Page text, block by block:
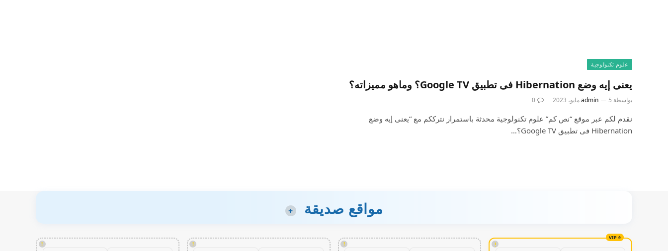
علوم تكنولوجية
يعنى إيه وضع Hibernation فى تطبيق Google TV؟ وماهو مميزاته؟
بواسطة admin 5 مايو، 2023 0
نقدم لكم عبر موقع “نص كم” علوم تكنولوجية محدثة باستمرار نترككم مع “يعنى إيه وضع
Hibernation فى تطبيق Google TV؟…
مواقع صديقة +
!
!
!
!